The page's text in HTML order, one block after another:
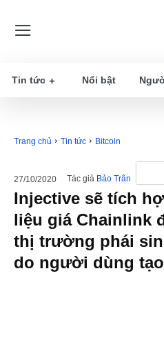
Tin tức Nổi bật
Trang chủ Tin tức Bitcoin
27/10/2020 Tác giả Bảo Trân
Injective sẽ tích
liệu giá Chainlink
thị trường phái
do người dùng tạo